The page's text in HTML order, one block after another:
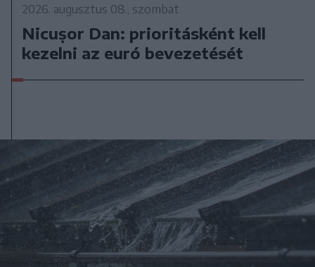
2026. augusztus 08., szombat
Nicușor Dan: prioritásként kell
kezelni az euró bevezetését